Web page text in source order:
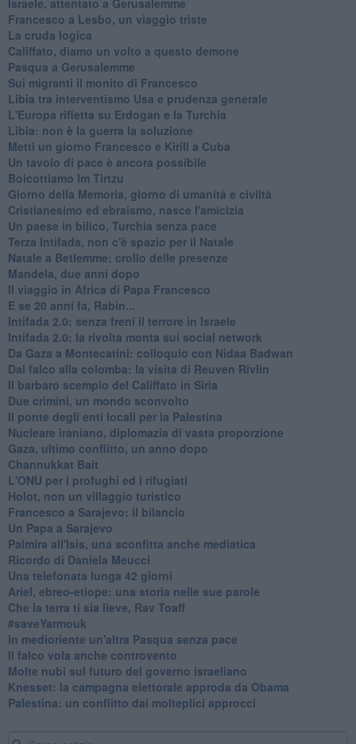
Francesco a Lesbo, un viaggio triste
La cruda logica
Califfato, diamo un volto a questo demone
Pasqua a Gerusalemme
Sui migranti il monito di Francesco
Libia tra interventismo Usa e prudenza generale
L'Europa rifletta su Erdogan e la Turchia
Libia: non è la guerra la soluzione
Metti un giorno Francesco e Kirill a Cuba
Un tavolo di pace è ancora possibile
Boicottiamo Im Tirtzu
Giorno della Memoria, giorno di umanità e civiltà
Cristianesimo ed ebraismo, nasce l'amicizia
Un paese in bilico, Turchia senza pace
Terza Intifada, non c'è spazio per il Natale
Natale a Betlemme: crollo delle presenze
Mandela, due anni dopo
Il viaggio in Africa di Papa Francesco
E se 20 anni fa, Rabin...
Intifada 2.0: senza freni il terrore in Israele
Intifada 2.0: la rivolta monta sui social network
Da Gaza a Montecatini: colloquio con Nidaa Badwan
Dal falco alla colomba: la visita di Reuven Rivlin
Il barbaro scempio del Califfato in Siria
Due crimini, un mondo sconvolto
Il ponte degli enti locali per la Palestina
Nucleare iraniano, diplomazia di vasta proporzione
Gaza, ultimo conflitto, un anno dopo
Channukkat Bait
L'ONU per i profughi ed i rifugiati
Holot, non un villaggio turistico
Francesco a Sarajevo: il bilancio
Un Papa a Sarajevo
Palmira all'Isis, una sconfitta anche mediatica
Ricordo di Daniela Meucci
​Una telefonata lunga 42 giorni
​Ariel, ebreo-etiope: una storia nelle sue parole
Che la terra ti sia lieve, Rav Toaff
​#saveYarmouk
​In medioriente un'altra Pasqua senza pace
​Il falco vola anche controvento
Molte nubi sul futuro del governo israeliano
Knesset: la campagna elettorale approda da Obama
Palestina: un conflitto dai molteplici approcci